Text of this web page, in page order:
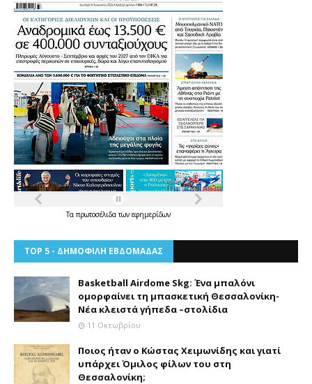
Τα πρωτοσέλιδατων εφημερίδων
TOP 5 - ΔΗΜΟΦΙΛΗ ΕΒΔΟΜΑΔΑΣ
Basketball Airdome Skg: Ένα μπαλόνι
ομορφαίνει τη μπασκετική Θεσσαλονίκη-
Νέα κλειστά γήπεδα –στολίδια
11 Οκτωβρίου
Ποιος ήταν ο Κώστας Χειμωνίδης και γιατί
υπάρχει Όμιλος φίλων του στη
Θεσσαλονίκη;